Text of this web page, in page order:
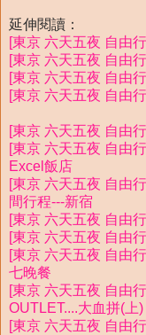
延伸閱讀：
[東京 六天五夜 自由
[東京 六天五夜 自由
[東京 六天五夜 自由
[東京 六天五夜 自由
[東京 六天五夜 自由
[東京 六天五夜 自由
Excel飯店
[東京 六天五夜 自由
間行程---新宿
[東京 六天五夜 自由
[東京 六天五夜 自由
[東京 六天五夜 自由
七晚餐
[東京 六天五夜 自由
OUTLET....大血拼(上)
[東京 六天五夜 自由